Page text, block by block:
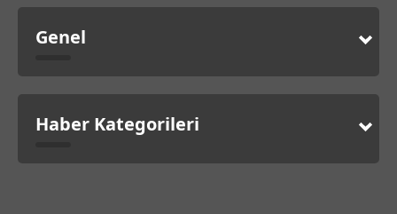
Genel
Haber Kategorileri